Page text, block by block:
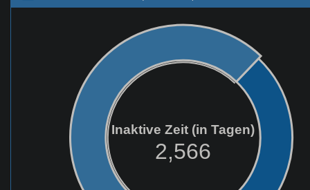
Inaktive Zeit (in Tagen)
2,566